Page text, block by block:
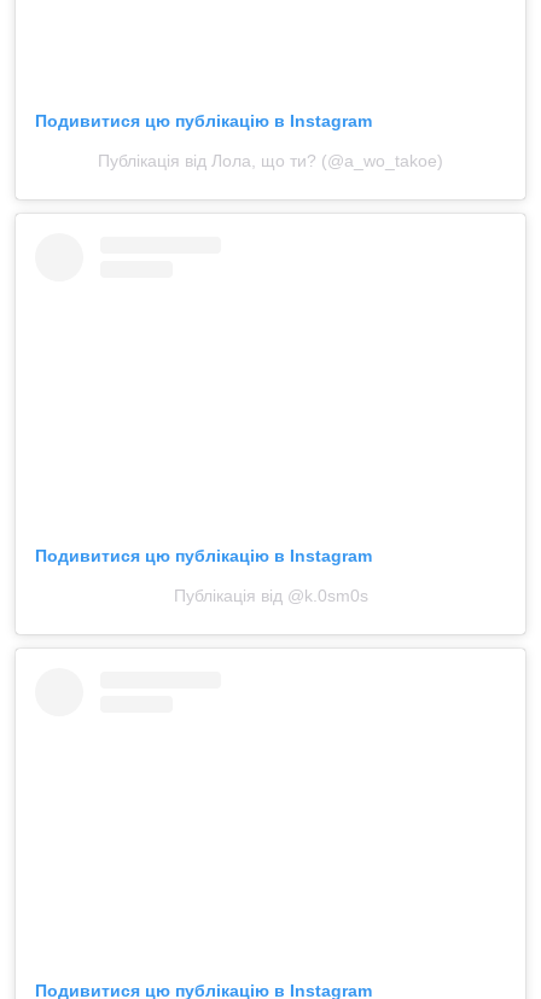
Подивитися цю публікацію в Instagram
Публікація від Лола, що ти? (@a_wo_takoe)
Подивитися цю публікацію в Instagram
Публікація від @k.0sm0s
Подивитися цю публікацію в Instagram